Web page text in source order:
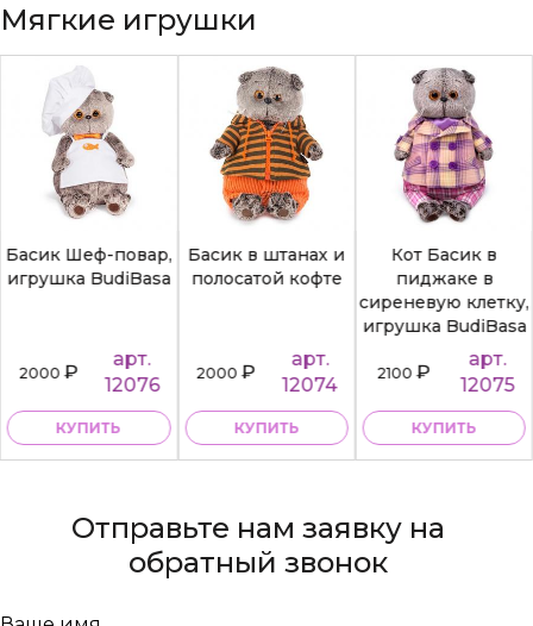
Мягкие игрушки
Басик Шеф-повар,
игрушка BudiBasa
2000₽
арт.
12076
КУПИТЬ
Басик в штанах и
полосатой кофте
2000₽
арт.
12074
КУПИТЬ
Кот Басик в
пиджаке в
сиреневую клетку,
игрушка BudiBasa
2100₽
арт.
12075
КУПИТЬ
Отправьте нам заявку на
обратный звонок